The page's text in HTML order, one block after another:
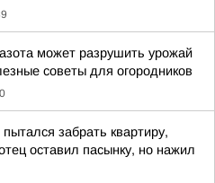
может разрушить урожай
советы для огородников
забрать квартиру,
оставил пасынку, но нажил